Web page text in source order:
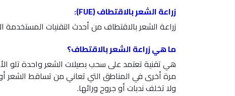
زراعة الشعر بالاقتطاف (FUE):
زراعة الشعر بالاقتطاف من أحدث التقنيات
ما هي زراعة الشعر بالاقتطاف؟
هي تقنية تعتمد على سحب بصيلات الشعر واحدة تلو
مرة أخرى في المناطق التي تعاني من تساقط الشعر أو
ولا تخلف ندبات أو جروح ورائها.